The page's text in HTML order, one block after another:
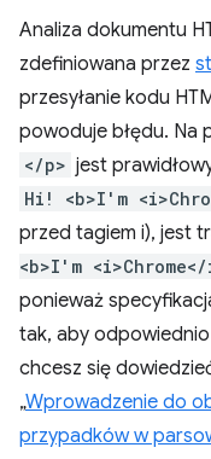
Analiza dokumentu
zdefiniowana przez
przesyłanie kodu
powoduje błędu. Na
</p> jest
Hi! <b>I'm
przed tagiem i), jest
<b>I'm
ponieważ
tak, aby odpowiednio
chcesz się
„Wprowadzenie do
przypadków w